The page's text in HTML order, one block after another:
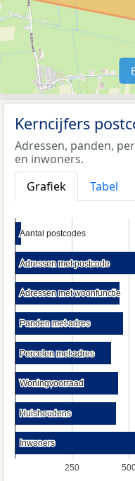
Kerncijfers
Adressen, panden,
en inwoners.
Grafiek
Tabel
250
Aantal postcodes
Aantal postcodes
Adressen met postcode
Adressen met postcode
Adressen met woonfunctie
Adressen met woonfunctie
Panden met adres
Panden met adres
Percelen met adres
Percelen met adres
Woningvoorraad
Woningvoorraad
Huishoudens
Huishoudens
Inwoners
Inwoners